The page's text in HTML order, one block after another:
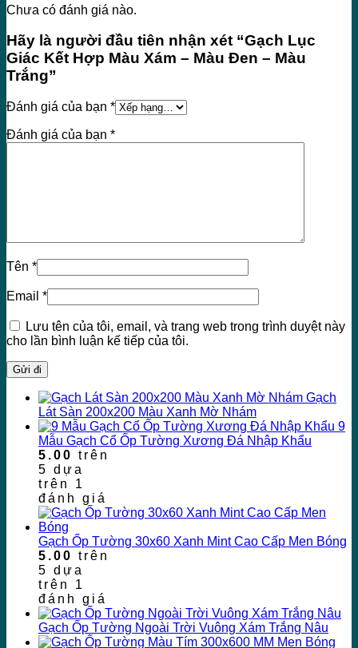
Chưa có đánh giá nào.
Hãy là người đầu tiên nhận xét “Gạch Lục
Giác Kết Hợp Màu Xám – Màu Đen – Màu
Trắng”
Đánh giá của bạn *
Đánh giá của bạn *
Tên *
Email *
Lưu tên của tôi, email, và trang web trong trình duyệt này
cho lần bình luận kế tiếp của tôi.
Gạch
Lát Sàn 200x200 Màu Xanh Mờ Nhám
9
Mẫu Gạch Cổ Ốp Tường Xương Đá Nhập Khẩu
5.00 trên
5 dựa
trên 1
đánh giá
Gạch Ốp Tường 30x60 Xanh Mint Cao Cấp Men Bóng
5.00 trên
5 dựa
trên 1
đánh giá
Gạch Ốp Tường Ngoài Trời Vuông Xám Trắng Nâu